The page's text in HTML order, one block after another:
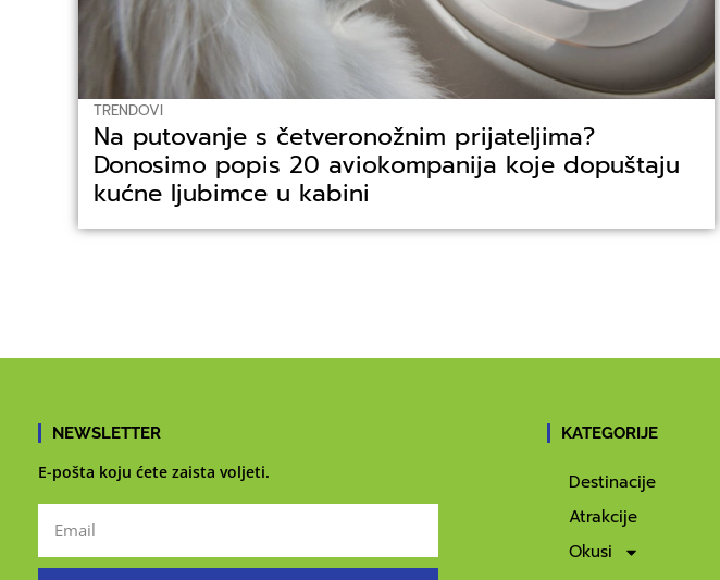
TRENDOVI
Na putovanje s četveronožnim prijateljima?
Donosimo popis 20 aviokompanija koje dopuštaju
kućne ljubimce u kabini
NEWSLETTER
E-pošta koju ćete zaista voljeti.
KATEGORIJE
Destinacije
Atrakcije
Okusi